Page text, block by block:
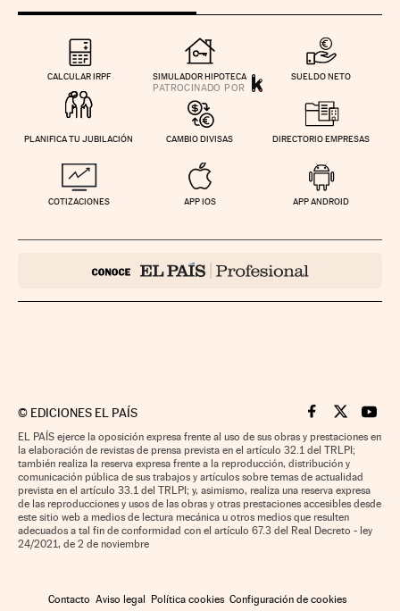
CALCULAR IRPF SIMULADOR HIPOTECA SUELDO NETO
PLANIFICA TU JUBILACIÓN CAMBIO DIVISAS DIRECTORIO EMPRESAS
COTIZACIONES APP IOS APP ANDROID
© EDICIONES EL PAÍS Cinco Días en
Cinco Días
Cinco
EL PAÍS ejerce la oposición expresa frente al uso de sus obras y prestaciones en
la elaboración de revistas de prensa prevista en el artículo 32.1 del TRLPI;
también realiza la reserva expresa frente a la reproducción, distribución y
comunicación pública de sus trabajos y artículos sobre temas de actualidad
prevista en el artículo 33.1 del TRLPI; y, asimismo, realiza una reserva expresa
de las reproducciones y usos de las obras y otras prestaciones accesibles desde
este sitio web a medios de lectura mecánica u otros medios que resulten
adecuados a tal fin de conformidad con el artículo 67.3 del Real Decreto - ley
24/2021, de 2 de noviembre
Contacto Aviso legal Política cookies Configuración de cookies